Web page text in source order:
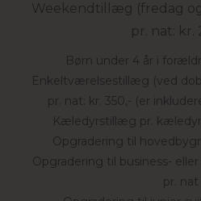
Weekendtillæg (fredag
pr. nat: kr.
Børn under 4 år i
Enkeltværelsestillæg (ved
pr. nat: kr. 350,- (er
Kæledyrstillæg pr. kæledyr
Opgradering til
Opgradering til business-
pr. nat